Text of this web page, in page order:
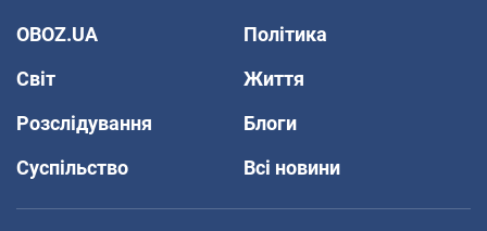
OBOZ.UA
Політика
Світ
Життя
Розслідування
Блоги
Суспільство
Всі новини